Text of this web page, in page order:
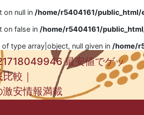
on null in /home/r5404161/public_html/
on false in /home/r5404161/
type array|object, null given in /home/
最安値でゲッ
較｜
安情報満載